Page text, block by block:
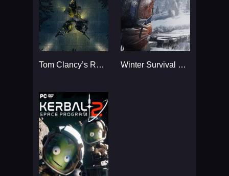
Tom Clancy’s Rainbow Six Winter Survival Simulator